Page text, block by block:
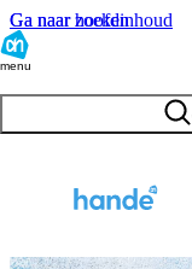
Ga naar hoofdinhoud
Ga naar zoeken
menu